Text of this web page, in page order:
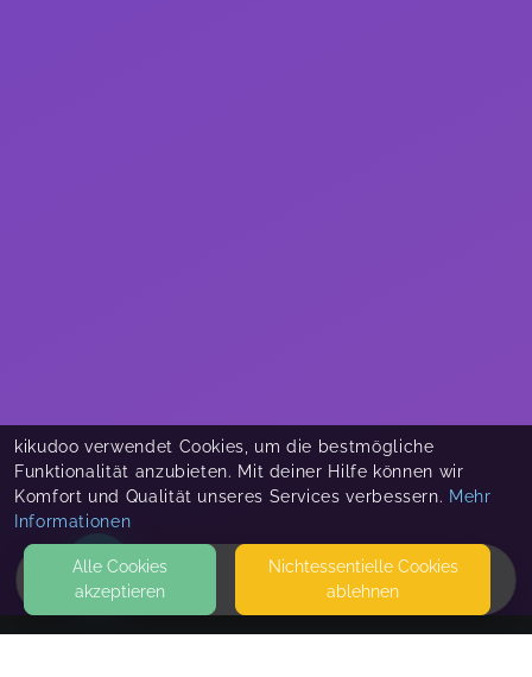
HOME
kikudoo verwendet Cookies, um die bestmögliche
Funktionalität anzubieten. Mit deiner Hilfe können wir
Komfort und Qualität unseres Services verbessern. Mehr
Informationen
Alle Cookies
akzeptieren
Nicht­essentielle Cookies
ablehnen